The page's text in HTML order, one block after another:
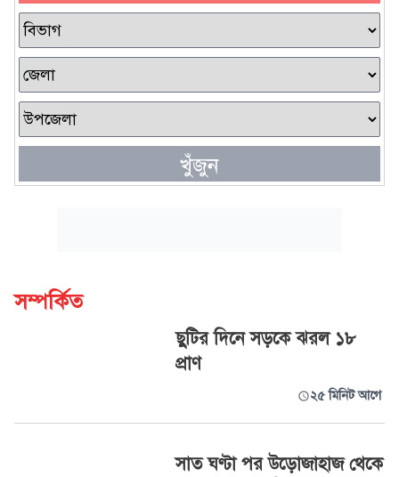
খুঁজুন
সম্পর্কিত
ছুটির দিনে সড়কে ঝরল ১৮
প্রাণ
২৫ মিনিট আগে
সাত ঘণ্টা পর উড়োজাহাজ থেকে